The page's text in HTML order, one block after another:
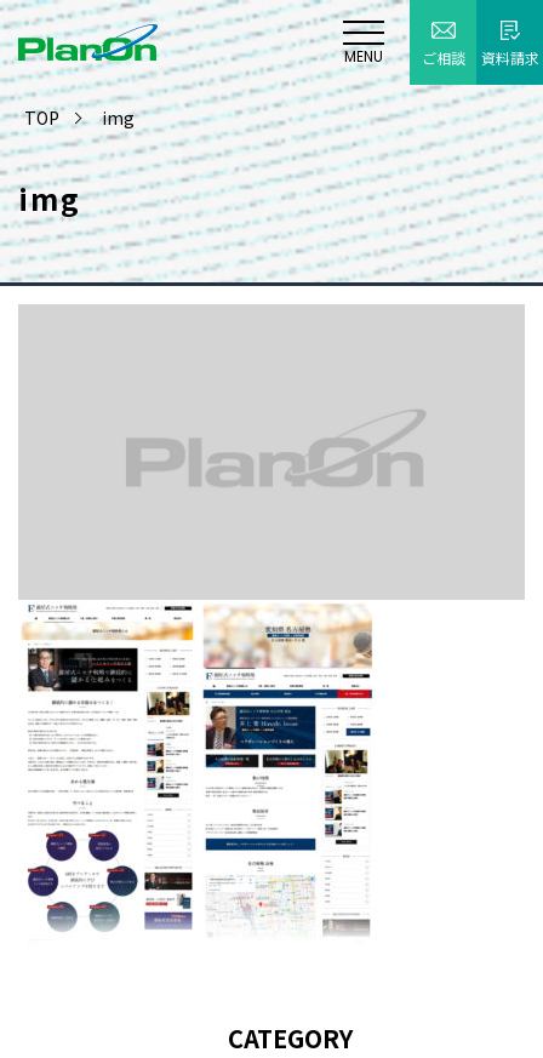
MENU ご相談 資料請求
TOP img
img
CATEGORY